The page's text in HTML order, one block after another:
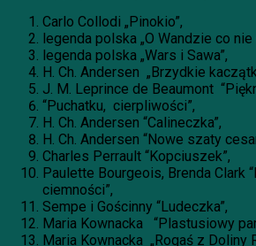
Carlo Collodi „Pinokio”,
legenda polska „O Wandzie co nie
legenda polska „Wars i Sawa”,
H. Ch. Andersen „Brzydkie
J. M. Leprince de Beaumont
“Puchatku, cierpliwości”,
H. Ch. Andersen “Calineczka”,
H. Ch. Andersen “Nowe szaty
Charles Perrault “Kopciuszek”,
Paulette Bourgeois, Brenda Clark
ciemności”,
Sempe i Gościnny “Ludeczka”,
Maria Kownacka “Plastusiowy
Maria Kownacka „Rogaś z Doliny